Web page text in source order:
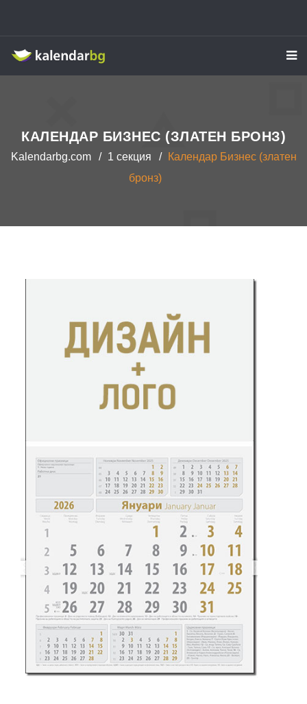
КАЛЕНДАР БИЗНЕС (ЗЛАТЕН БРОНЗ)
Kalendarbg.com 1 секция
Календар Бизнес (златен
бронз)